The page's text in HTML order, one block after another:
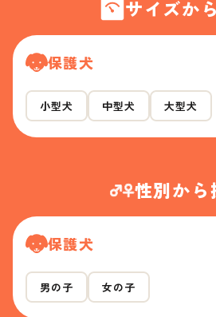
サイズか
保護犬
小型犬 中型犬 大型犬
性別から
保護犬
男の子 女の子